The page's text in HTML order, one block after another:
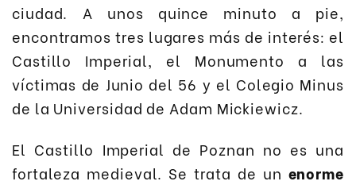
ciudad. A unos quince minuto a pie,
encontramos tres lugares más de interés: el
Castillo Imperial, el Monumento a las
víctimas de Junio del 56 y el Colegio Minus
de la Universidad de Adam Mickiewicz.
El Castillo Imperial de Poznan no es una
fortaleza medieval. Se trata de un enorme